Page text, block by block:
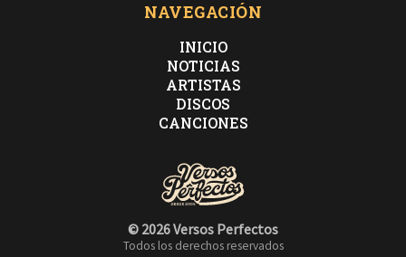
NAVEGACIÓN
INICIO
NOTICIAS
ARTISTAS
DISCOS
CANCIONES
© 2026 Versos Perfectos
Todos los derechos reservados